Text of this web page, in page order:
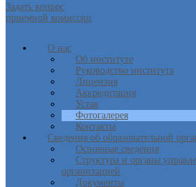
Задать вопрос
приемной комиссии
О нас
Об институте
Руководство института
Лицензия
Аккредитация
Устав
Фотогалерея
Контакты
Сведения об образовательной
Основные сведения
Структура и органы
организацией
Документы